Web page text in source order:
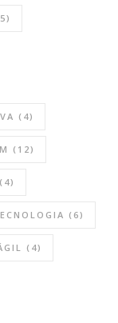
(4)
(12)
(4)
(6)
(4)